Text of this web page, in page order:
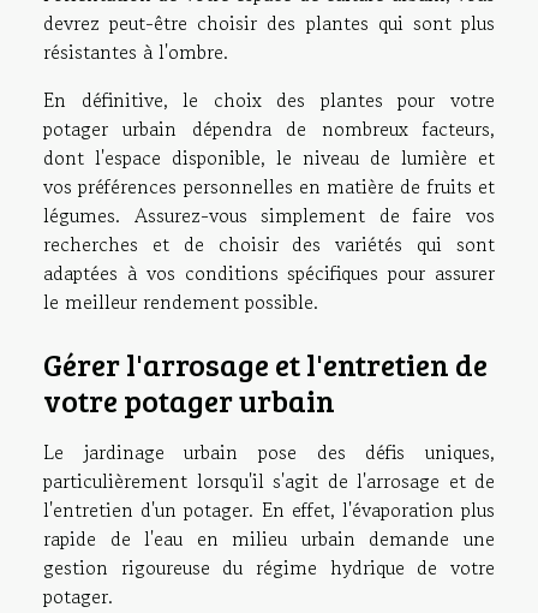
devrez peut-être choisir des plantes qui sont plus
résistantes à l'ombre.
En définitive, le choix des plantes pour votre
potager urbain dépendra de nombreux facteurs,
dont l'espace disponible, le niveau de lumière et
vos préférences personnelles en matière de fruits et
légumes. Assurez-vous simplement de faire vos
recherches et de choisir des variétés qui sont
adaptées à vos conditions spécifiques pour assurer
le meilleur rendement possible.
Gérer l'arrosage et l'entretien de
votre potager urbain
Le jardinage urbain pose des défis uniques,
particulièrement lorsqu'il s'agit de l'arrosage et de
l'entretien d'un potager. En effet, l'évaporation plus
rapide de l'eau en milieu urbain demande une
gestion rigoureuse du régime hydrique de votre
potager.